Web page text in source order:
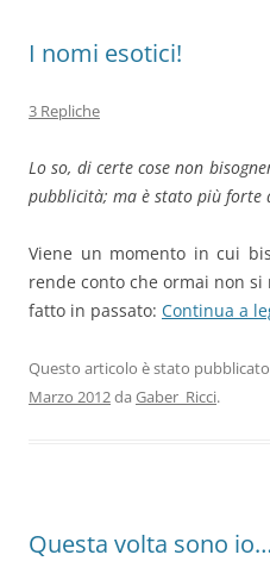
I nomi esotici!
3 Repliche
Lo so, di certe cose non
pubblicità; ma è stato più forte
Viene un momento in cui
rende conto che ormai non
fatto in passato: Continua a
Questo articolo è stato
Marzo 2012da Gaber_Ricci.
Questa volta sono io…